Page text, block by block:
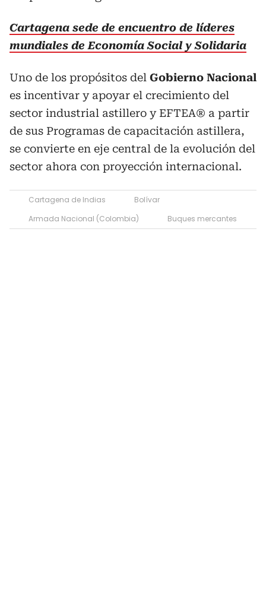
Cartagena sede de encuentro de líderes
mundiales de Economía Social y Solidaria
Uno de los propósitos del Gobierno Nacional
es incentivar y apoyar el crecimiento del
sector industrial astillero y EFTEA® a partir
de sus Programas de capacitación astillera,
se convierte en eje central de la evolución del
sector ahora con proyección internacional.
Cartagena de Indias
Bolívar
Armada Nacional (Colombia)
Buques mercantes